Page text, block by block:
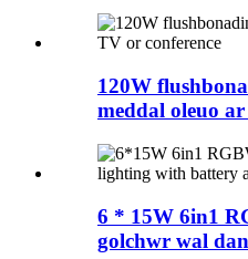
120W
meddal oleuo
6 * 15W 6in1
golchwr wal